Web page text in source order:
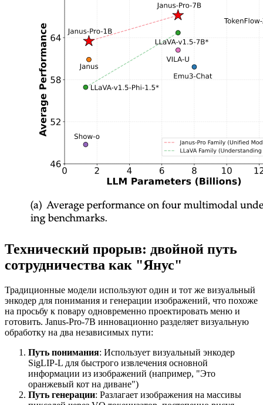
Технический прорыв: двойной путь
сотрудничества как "Янус"
Традиционные модели используют один и тот же визуальный
энкодер для понимания и генерации изображений, что похоже
на просьбу к повару одновременно проектировать меню и
готовить. Janus-Pro-7B инновационно разделяет визуальную
обработку на два независимых пути:
Путь понимания: Использует визуальный энкодер
SigLIP-L для быстрого извлечения основной
информации из изображений (например, "Это
оранжевый кот на диване")
Путь генерации: Разлагает изображения на массивы